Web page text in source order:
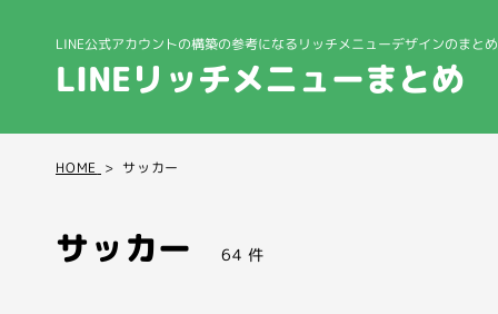
LINE公式アカウントの構築の参考になるリッチメニューデザインのまと
LINEリッチメニューまとめ
HOME サッカー
サッカー 64 件